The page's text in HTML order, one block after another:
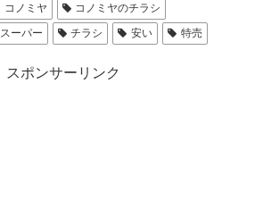
コノミヤ
コノミヤのチラシ
スーパー チラシ 安い 特売
スポンサーリンク